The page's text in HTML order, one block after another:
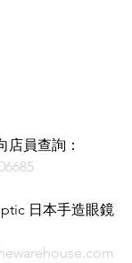
店員查詢：
日本手造眼鏡